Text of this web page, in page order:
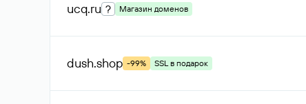
ucq.ru ? Магазин доменов
dush.shop -99% SSL в подарок